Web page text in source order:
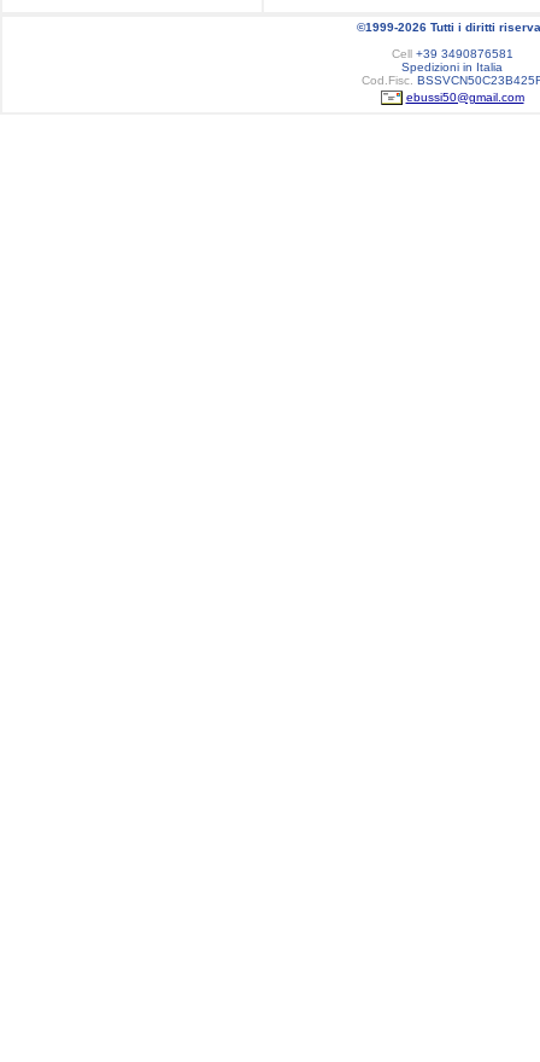
©1999-2026 Tutti i diritti
Cell+39 3490876581
Spedizioni in Italia
Cod.Fisc.
ebussi50@gmail.com